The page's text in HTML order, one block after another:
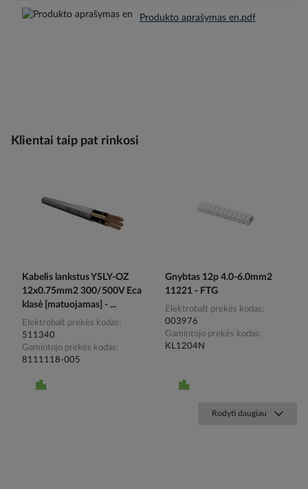
Produkto aprašymas en.pdf
Klientai taip pat rinkosi
Kabelis lankstus YSLY-OZ
12x0.75mm2 300/500V Eca
klasė [matuojamas] - ...
Elektrobalt prekės kodas
511340
Gamintojo prekės kodas
8111118-005
Gnybtas 12p 4.0-6.0mm2
11221 - FTG
Elektrobalt prekės kodas
003976
Gamintojo prekės kodas
KL1204N
Rodyti daugiau